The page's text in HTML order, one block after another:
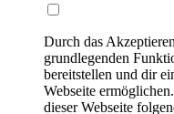
Durch das
grundlegenden
bereitstellen und dir
Webseite
dieser Webseite